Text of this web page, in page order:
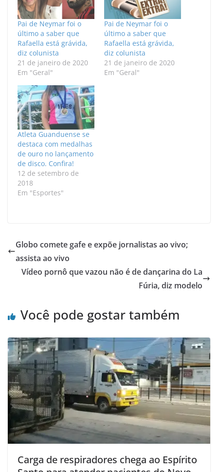
Pai de Neymar foi o
último a saber que
Rafaella está grávida,
diz colunista
21 de janeiro de 2020
Em "Geral"
Pai de Neymar foi o
último a saber que
Rafaella está grávida,
diz colunista
21 de janeiro de 2020
Em "Geral"
Atleta Guanduense se
destaca com medalhas
de ouro no lançamento
de disco. Confira!
12 de setembro de
2018
Em "Esportes"
Globo comete gafe e expõe jornalistas ao vivo;
assista ao vivo
Vídeo pornô que vazou não é de dançarina do La
Fúria, diz modelo
Você pode gostar também
Carga de respiradores chega ao Espírito